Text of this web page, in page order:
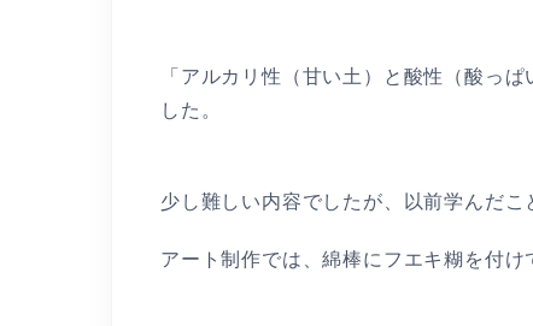
「アルカリ性（甘い土）と酸性（酸っ
した。
少し難しい内容でしたが、以前学んだ
アート制作では、綿棒にフエキ糊を付